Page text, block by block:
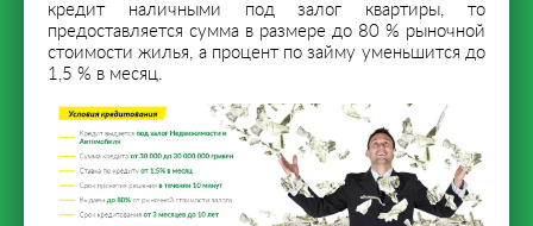
кредит наличными под залог квартиры, то
предоставляется сумма в размере до 80 % рыночной
стоимости жилья, а процент по займу уменьшится до
1,5 % в месяц.